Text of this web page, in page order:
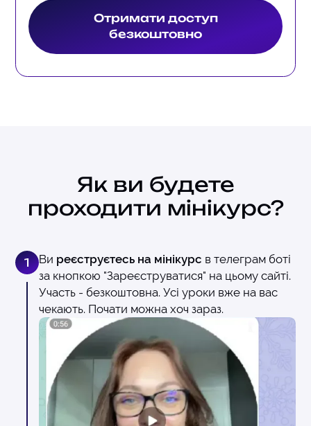
Отримати доступ
безкоштовно
Як ви будете
проходити мінікурс?
1 Ви реєструєтесь на мінікурс в телеграм боті
за кнопкою "Зареєструватися" на цьому сайті.
Участь - безкоштовна. Усі уроки вже на вас
чекають. Почати можна хоч зараз.